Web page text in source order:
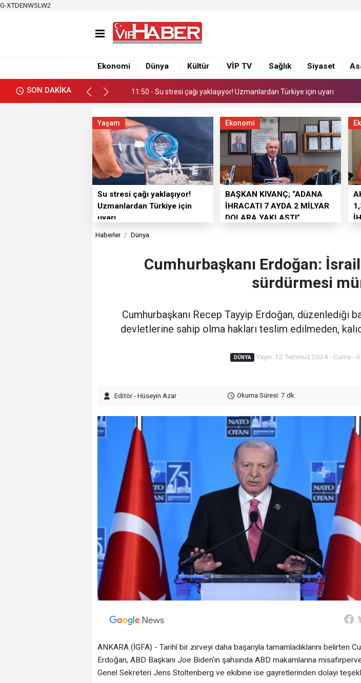
G-XTDENW5LW2
Ekonomi Dünya Kültür VİP TV Sağlık Siyaset
SON DAKİKA
11:50 - Su stresi çağı yaklaşıyor! Uzmanlardan Türkiye için uyarı
12:34 - Nacar, Balcalı Hastanesi yönetimi ile görüştü
11:50 - Su stresi çağı yaklaşıyor! Uzmanlardan Türkiye için uyarı
Yaşam
Su stresi çağı yaklaşıyor!
Uzmanlardan Türkiye için
uyarı
Ekonomi
BAŞKAN KIVANÇ; “ADANA
İHRACATI 7 AYDA 2 MİLYAR
DOLARA YAKLAŞTI”
Haberler Dünya
Cumhurbaşkanı Erdoğan:
sürdürmesi
Cumhurbaşkanı Recep Tayyip Erdoğan, düzenlediği
devletlerine sahip olma hakları teslim edilmeden,
DÜNYA Yayın: 12 Temmuz 2024 - Cuma
Editör - Hüseyin Azar Okuma Süresi: 7 dk.
ANKARA (İGFA) - Tarihî bir zirveyi daha başarıyla tamamladıklarını belirten
Erdoğan, ABD Başkanı Joe Biden'ın şahsında ABD makamlarına
Genel Sekreteri Jens Stoltenberg ve ekibine ise gayretlerinden dolayı